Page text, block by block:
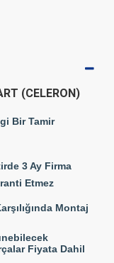
(CELERON)
Bir Tamir
3 Ay Firma
Etmez
Montaj
Fiyata Dahil